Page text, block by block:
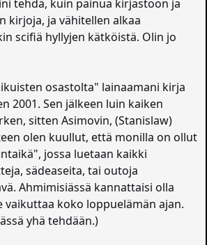
tehdä, kuin painua kirjastoon ja
kirjoja, ja vähitellen alkaa
scifiä hyllyjen kätköistä. Olin jo
osastolta" lainaamani kirja
2001. Sen jälkeen luin kaiken
sitten Asimovin, (Stanislaw)
olen kuullut, että monilla on ollut
jossa luetaan kaikki
sädeaseita, tai outoja
Ahmimisiässä kannattaisi olla
vaikuttaa koko loppuelämän ajan.
yhä tehdään.)